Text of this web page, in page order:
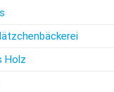
Holz